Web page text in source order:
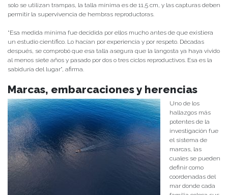
solo se utilizan trampas, la talla mínima es de 11,5 cm, y las capturas deben
permitir la supervivencia de hembras reproductoras.
“Esa medida mínima fue decidida por ellos mucho antes de que existiera
un estudio científico. Lo hacían por experiencia y por respeto. Décadas
después, se comprobó que esa talla asegura que la langosta ya haya vivido
al menos siete años y pasado por dos o tres ciclos reproductivos. Esa es la
sabiduría del lugar”, afirma.
Marcas, embarcaciones y herencias
Uno de los
hallazgos más
potentes de la
investigación fue
el sistema de
marcas, las
cuales se pueden
definir como
coordenadas del
mar donde cada